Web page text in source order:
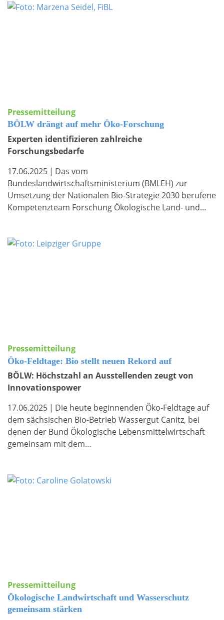
Pressemitteilung
BÖLW drängt auf mehr Öko-Forschung
Experten identifizieren zahlreiche
Forschungsbedarfe
17.06.2025 | Das vom
Bundeslandwirtschaftsministerium (BMLEH) zur
Umsetzung der Nationalen Bio-Strategie 2030 berufene
Kompetenzteam Forschung Ökologische Land- und…
Pressemitteilung
Öko-Feldtage: Bio stellt neuen Rekord auf
BÖLW: Höchstzahl an Ausstellenden zeugt von
Innovationspower
17.06.2025 | Die heute beginnenden Öko-Feldtage auf
dem sächsischen Bio-Betrieb Wassergut Canitz, bei
denen der Bund Ökologische Lebensmittelwirtschaft
gemeinsam mit dem…
Pressemitteilung
Ökologische Landwirtschaft und Wasserschutz
gemeinsam stärken